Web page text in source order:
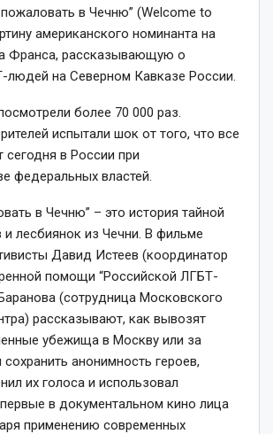
в Чечню” (Welcome to
американского номинанта на
Франса, рассказывающую о
людей на Северном Кавказе России.
более 70 000 раз.
испытали шок от того, что все
сегодня в России при
федеральных властей.
в Чечню” – это история тайной
и лесбиянок из Чечни. В фильме
Давид Истеев (координатор
помощи “Российской ЛГБТ-
(сотрудница Московского
рассказывают, как вывозят
убежища в Москву или за
анонимность героев,
их голоса и использовал
в документальном кино лица
применению современных